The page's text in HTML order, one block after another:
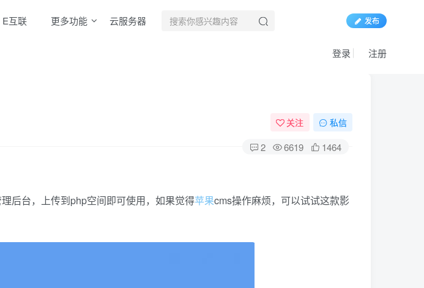
E互联 更多功能 云服务器 发布
登录 注册
关注 私信
2 6619 1464
后台，上传到php空间即可使用，如果觉得苹果cms操作麻烦，可以试试这款影